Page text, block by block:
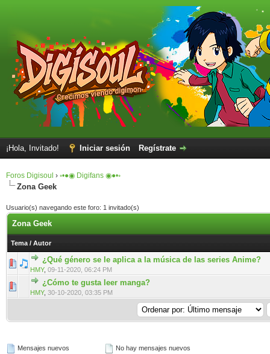
¡Hola, Invitado! Iniciar sesión Regístrate
Foros Digisoul › ◦•●◉ Digifans ◉●•◦
Zona Geek
Usuario(s) navegando este foro: 1 invitado(s)
Zona Geek
Tema / Autor
¿Qué género se le aplica a la música de las series Anime?
HMY, 09-11-2020, 06:24 PM
0 voto(s) - Media 0 de 5
123 45
¿Cómo te gusta leer manga?
HMY, 30-10-2020, 03:35 PM
0 voto(s) - Media 0 de 5
12345
Mensajes nuevos
No hay mensajes nuevos